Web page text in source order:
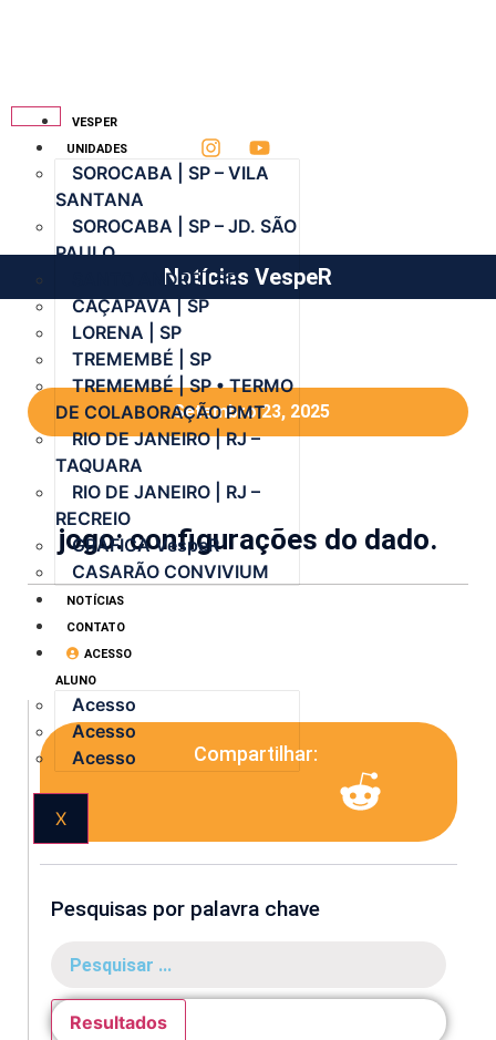
VESPER
UNIDADES
SOROCABA | SP – VILA
SANTANA
SOROCABA | SP – JD. SÃO
PAULO
SANTO ANDRÉ | SP
CAÇAPAVA | SP
LORENA | SP
TREMEMBÉ | SP
TREMEMBÉ | SP • TERMO
DE COLABORAÇÃO PMT
RIO DE JANEIRO | RJ –
TAQUARA
RIO DE JANEIRO | RJ –
RECREIO
GRÁFICA VespeR
CASARÃO CONVIVIUM
NOTÍCIAS
CONTATO
ACESSO
ALUNO
Acesso
Acesso
Acesso
X
Notícias VespeR
Setembro 23, 2025
jogo: configurações do dado.
Compartilhar:
Pesquisas por palavra chave
Resultados